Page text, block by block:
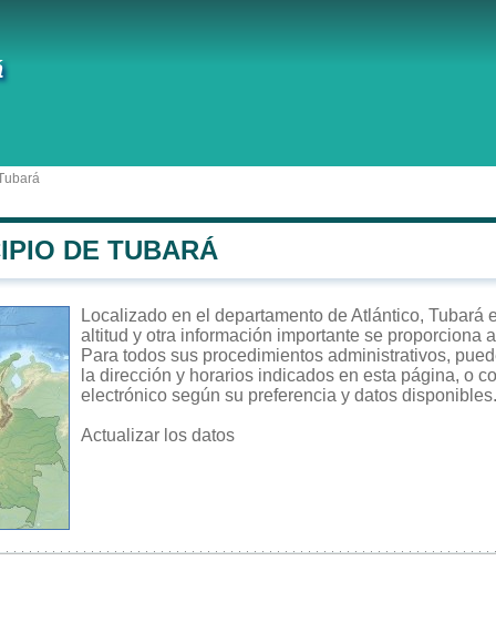
DE TUBARÁ
Localizado en el departamento de Atlántico,
altitud y otra información importante se proporciona
Para todos sus procedimientos administrativos,
la dirección y horarios indicados en esta página, o
electrónico según su preferencia y datos disponibles.
Actualizar los datos